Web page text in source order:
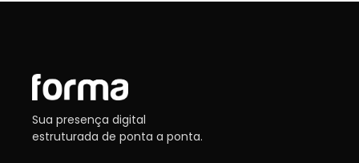
Sua presença digital
estruturada de ponta a ponta.